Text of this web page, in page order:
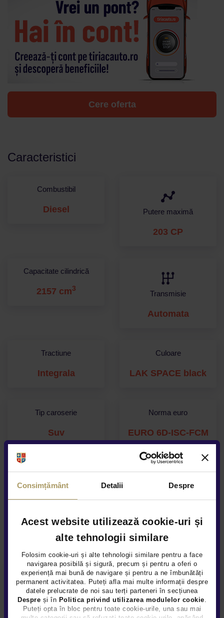
Consimțământ Detalii Despre
Acest website utilizează cookie-uri și
alte tehnologii similare
Folosim cookie-uri și alte tehnologii similare pentru a face
navigarea posibilă și sigură, precum și pentru a oferi o
experiență mai bună de navigare și pentru a ne îmbunătăți
permanent activitatea. Puteți afla mai multe informații despre
datele prelucrate de noi sau terți parteneri în secțiunea
Despre și în Politica privind utilizarea modulelor cookie.
Puteți opta în bloc pentru toate cookie-urile, una sau mai
Cere oferta
Caracteristici
Combustibil
Diesel Putere maximă
203 CP
Capacitate cilindrică
2157 cm3
Transmisie
Automata
Tractiune
Integrala
Culoare
LAK SPACE black
Tip caroserie
Suv
Norma euro
EURO 6D-ISC-FCM
Alte servicii disponibile
Garanție extinsă